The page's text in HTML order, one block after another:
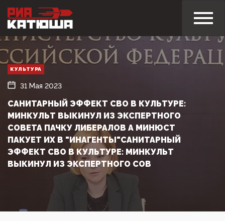
КУЛЬТУРА
31 Мая 2023
САНИТАРНЫЙ ЭФФЕКТ СВО В КУЛЬТУРЕ:
МИНКУЛЬТ ВЫКИНУЛ ИЗ ЭКСПЕРТНОГО
СОВЕТА ПАЧКУ ЛИБЕРАЛОВ А МИНЮСТ
ПАКУЕТ ИХ В "ИНАГЕНТЫ"САНИТАРНЫЙ
ЭФФЕКТ СВО В КУЛЬТУРЕ: МИНКУЛЬТ
ВЫКИНУЛ ИЗ ЭКСПЕРТНОГО СОВ